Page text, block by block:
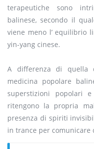
terapeutiche sono
balinese, secondo il
viene meno l’ equilibrio
yin-yang cinese.
A differenza di quella
medicina popolare
superstizioni popolari
ritengono la propria
presenza di spiriti
in trance per comunicare